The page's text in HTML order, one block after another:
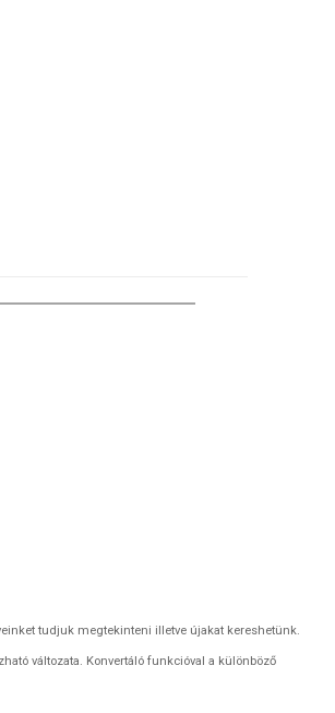
tudjuk megtekinteni illetve újakat kereshetünk.
változata. Konvertáló funkcióval a különböző